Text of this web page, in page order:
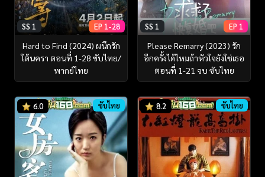
SS 1 EP 1-28
Hard to Find (2024) ผนึกรัก
ใต้นครา ตอนที่ 1-28 ซับไทย/
พากย์ไทย
SS 1 EP 1
Please Remarry (2023) รัก
อีกครั้งได้ไหมถ้าหัวใจยังใช่เธอ
ตอนที่ 1-21 จบ ซับไทย
6.0 ซับไทย 8.2 ซับไทย